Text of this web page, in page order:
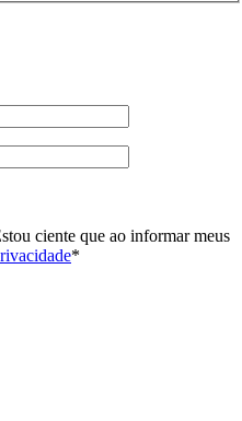
ciente que ao informar meus
*